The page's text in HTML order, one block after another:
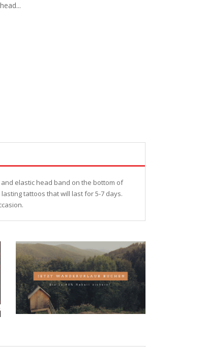
elastic head band on the bottom of
tattoos that will last for 5-7 days.